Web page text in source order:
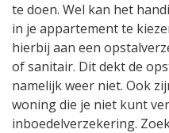
te doen. Wel kan het
in je appartement te
hierbij aan een
of sanitair. Dit dekt de
namelijk weer niet. Ook
woning die je niet kunt
inboedelverzekering.